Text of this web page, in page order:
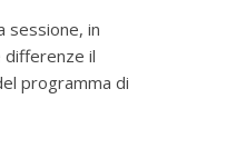
sessione, in
differenze il
programma di